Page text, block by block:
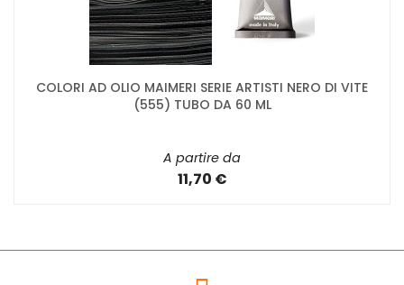
COLORI AD OLIO MAIMERI SERIE ARTISTI NERO DI VITE
(555) TUBO DA 60 ML
A partire da
11,70 €